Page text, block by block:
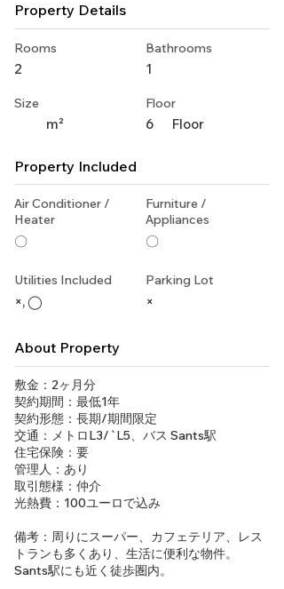
Property Details
Rooms
2
Size
m²
Bathrooms
1
Floor
6 Floor
Property Included
Air Conditioner /
Heater
〇
Furniture /
Appliances
〇
Utilities Included
×, ◯
Parking Lot
×
About Property
敷金：2ヶ月分
契約期間：最低1年
契約形態：長期/期間限定
交通：メトロL3/`L5、バス Sants駅
住宅保険：要
管理人：あり
取引態様：仲介
光熱費：100ユーロで込み
備考：周りにスーパー、カフェテリア、レス
トランも多くあり、生活に便利な物件。
Sants駅にも近く徒歩圏内。